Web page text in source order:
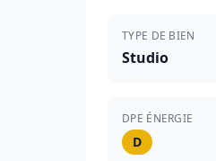
TYPE DE BIEN
Studio
DPE ÉNERGIE
D